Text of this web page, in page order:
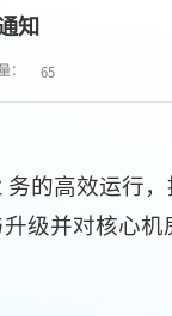
知
： 65
的高效运行
级并对核心